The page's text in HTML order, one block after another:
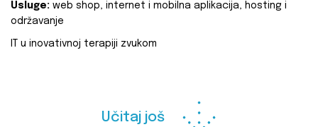
Usluge: web shop, internet i mobilna aplikacija, hosting i
održavanje
IT u inovativnoj terapiji zvukom
Učitaj još